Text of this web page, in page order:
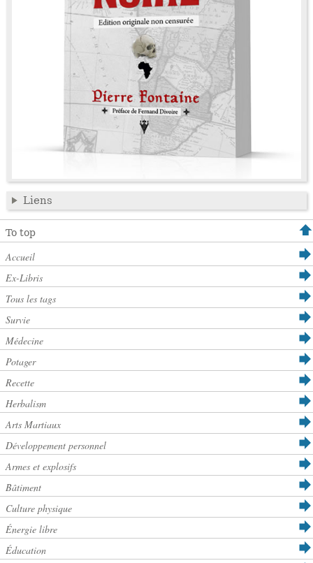
Liens
To top
Accueil
Ex-Libris
Tous les tags
Survie
Médecine
Potager
Recette
Herbalism
Arts Martiaux
Développement personnel
Armes et explosifs
Bâtiment
Culture physique
Énergie libre
Éducation